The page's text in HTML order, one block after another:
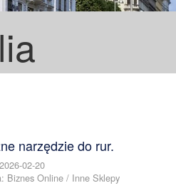
narzędzie do rur.
02-20
Biznes Online / Inne Sklepy